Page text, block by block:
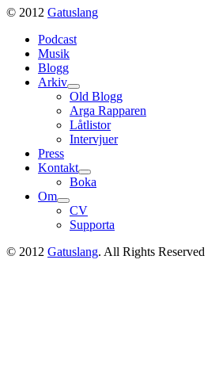
© 2012 Gatuslang
Podcast
Musik
Blogg
Arkiv
expand
child
menu
Old Blogg
Arga Rapparen
Låtlistor
Intervjuer
Press
Kontakt
expand
child
Boka
Om
expand
child
menu
CV
Supporta
© 2012 Gatuslang. All Rights Reserved